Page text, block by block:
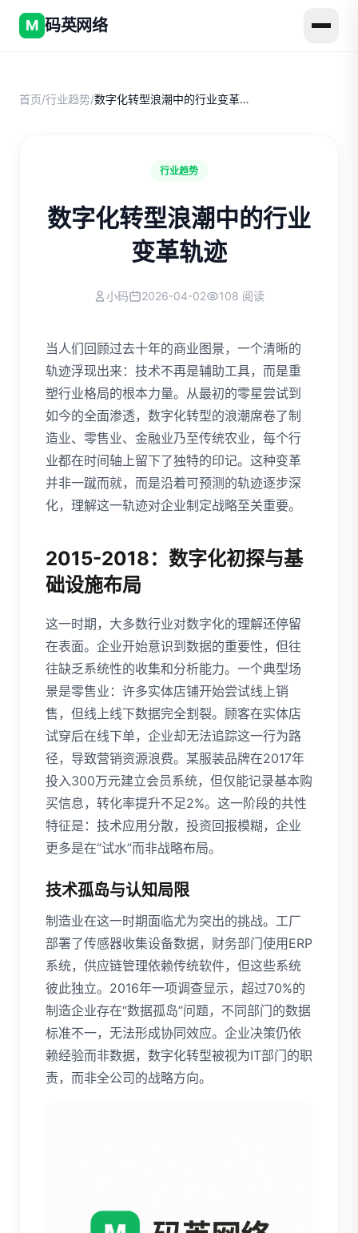
M 码英网络
首页/行业趋势/ 数字化转型浪潮中的行业变革轨迹
行业趋势
数字化转型浪潮中的行业
变革轨迹
小码 2026-04-02 108 阅读
当人们回顾过去十年的商业图景，一个清晰的
轨迹浮现出来：技术不再是辅助工具，而是重
塑行业格局的根本力量。从最初的零星尝试到
如今的全面渗透，数字化转型的浪潮席卷了制
造业、零售业、金融业乃至传统农业，每个行
业都在时间轴上留下了独特的印记。这种变革
并非一蹴而就，而是沿着可预测的轨迹逐步深
化，理解这一轨迹对企业制定战略至关重要。
2015-2018：数字化初探与基
础设施布局
这一时期，大多数行业对数字化的理解还停留
在表面。企业开始意识到数据的重要性，但往
往缺乏系统性的收集和分析能力。一个典型场
景是零售业：许多实体店铺开始尝试线上销
售，但线上线下数据完全割裂。顾客在实体店
试穿后在线下单，企业却无法追踪这一行为路
径，导致营销资源浪费。某服装品牌在2017年
投入300万元建立会员系统，但仅能记录基本购
买信息，转化率提升不足2%。这一阶段的共性
特征是：技术应用分散，投资回报模糊，企业
更多是在“试水”而非战略布局。
技术孤岛与认知局限
制造业在这一时期面临尤为突出的挑战。工厂
部署了传感器收集设备数据，财务部门使用ERP
系统，供应链管理依赖传统软件，但这些系统
彼此独立。2016年一项调查显示，超过70%的
制造企业存在“数据孤岛”问题，不同部门的数据
标准不一，无法形成协同效应。企业决策仍依
赖经验而非数据，数字化转型被视为IT部门的职
责，而非全公司的战略方向。